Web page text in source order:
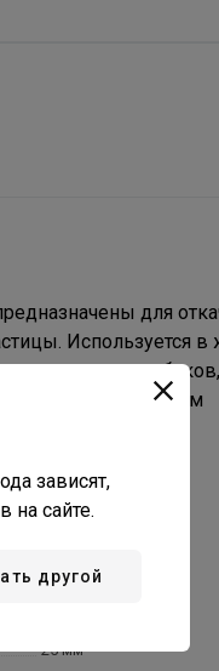
для
Используется
септических
в промышленном
25 мм
зависят,
на сайте.
другой